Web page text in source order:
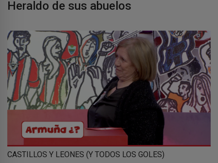
Heraldo de sus abuelos
CASTILLOS Y LEONES (Y TODOS LOS GOLES)